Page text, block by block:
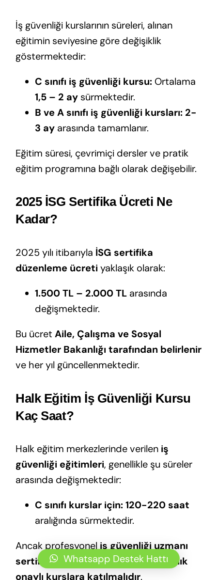
İş güvenliği kurslarının süreleri, alınan
eğitimin seviyesine göre değişiklik
göstermektedir:
C sınıfı iş güvenliği kursu:Ortalama
1,5 – 2 aysürmektedir.
B ve A sınıfı iş güvenliği kursları: 2-
3 ayarasında tamamlanır.
Eğitim süresi, çevrimiçi dersler ve pratik
eğitim programına bağlı olarak değişebilir.
2025 İSG Sertifika Ücreti Ne
Kadar?
2025 yılı itibarıyla İSG sertifika
düzenleme ücreti yaklaşık olarak:
1.500 TL – 2.000 TLarasında
değişmektedir.
Bu ücret Aile, Çalışma ve Sosyal
Hizmetler Bakanlığı tarafından belirlenir
ve her yıl güncellenmektedir.
Halk Eğitim İş Güvenliği Kursu
Kaç Saat?
Halk eğitim merkezlerinde verilen iş
güvenliği eğitimleri, genellikle şu süreler
arasında değişmektedir:
C sınıfı kurslar için:120-220 saat
aralığında sürmektedir.
Ancak profesyoneliş güvenliği uzmanı
sertifikası almak isteyenler, bakanlık
onaylı kurslara katılmalıdır.
Whatsapp Destek Hattı